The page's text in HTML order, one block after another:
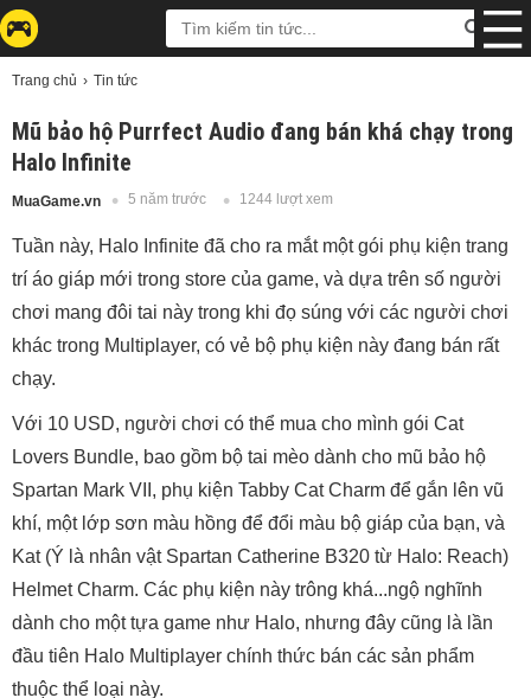
Trang chủ Tin tức
Mũ bảo hộ Purrfect Audio đang bán khá chạy trong
Halo Infinite
MuaGame.vn 5 năm trước 1244 lượt xem
Tuần này, Halo Infinite đã cho ra mắt một gói phụ kiện trang
trí áo giáp mới trong store của game, và dựa trên số người
chơi mang đôi tai này trong khi đọ súng với các người chơi
khác trong Multiplayer, có vẻ bộ phụ kiện này đang bán rất
chạy.
Với 10 USD, người chơi có thể mua cho mình gói Cat
Lovers Bundle, bao gồm bộ tai mèo dành cho mũ bảo hộ
Spartan Mark VII, phụ kiện Tabby Cat Charm để gắn lên vũ
khí, một lớp sơn màu hồng để đổi màu bộ giáp của bạn, và
Kat (Ý là nhân vật Spartan Catherine B320 từ Halo: Reach)
Helmet Charm. Các phụ kiện này trông khá...ngộ nghĩnh
dành cho một tựa game như Halo, nhưng đây cũng là lần
đầu tiên Halo Multiplayer chính thức bán các sản phẩm
thuộc thể loại này.